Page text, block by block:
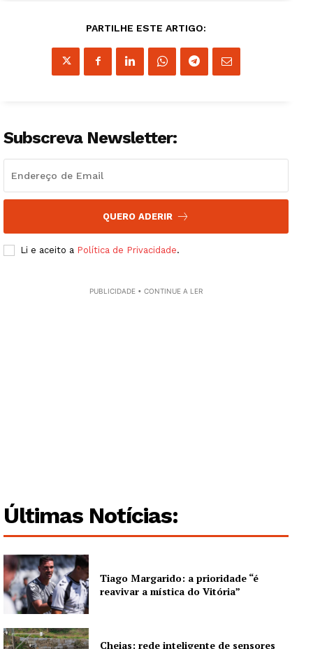
PARTILHE ESTE ARTIGO:
Subscreva Newsletter:
QUERO ADERIR
Li e aceito a Política de Privacidade.
PUBLICIDADE • CONTINUE A LER
Últimas Notícias:
Tiago Margarido: a prioridade “é
reavivar a mística do Vitória”
Cheias: rede inteligente de sensores